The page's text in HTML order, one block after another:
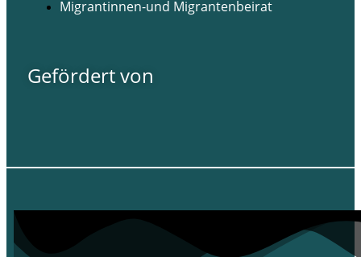
Migrantinnen-und Migrantenbeirat
Gefördert von